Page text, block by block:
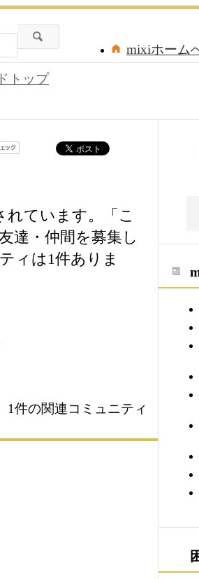
mixiホーム
トップ
れています。「こ
達・仲間を募集し
ィは1件ありま
1件の関連コミュニティ